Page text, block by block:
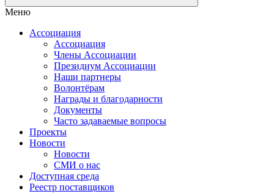
Меню
Ассоциация
Ассоциация
Члены Ассоциации
Президиум Ассоциации
Наши партнеры
Волонтёрам
Награды и благодарности
Документы
Часто задаваемые вопросы
Проекты
Новости
Новости
СМИ о нас
Доступная среда
Реестр поставщиков